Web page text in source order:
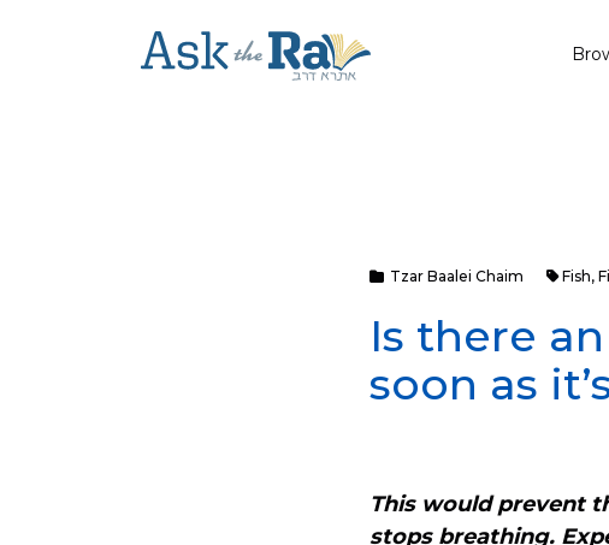
Tzar Baalei Chaim Fish,
Is there
soon as
This would prevent
stops breathing.